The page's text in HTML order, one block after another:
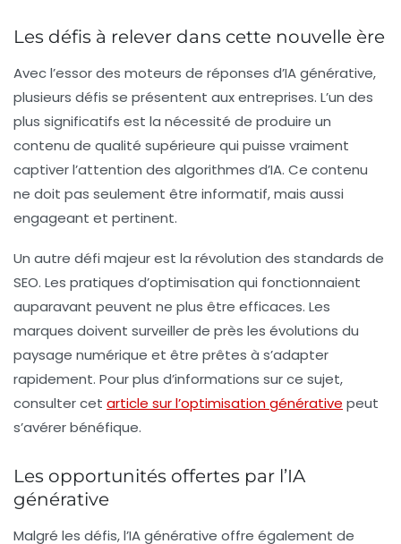
Les défis à relever dans cette nouvelle ère
Avec l’essor des moteurs de réponses d’IA générative,
plusieurs défis se présentent aux entreprises. L’un des
plus significatifs est la nécessité de produire un
contenu de qualité supérieure qui puisse vraiment
captiver l’attention des algorithmes d’IA. Ce contenu
ne doit pas seulement être informatif, mais aussi
engageant et pertinent.
Un autre défi majeur est la révolution des standards de
SEO. Les pratiques d’optimisation qui fonctionnaient
auparavant peuvent ne plus être efficaces. Les
marques doivent surveiller de près les évolutions du
paysage numérique et être prêtes à s’adapter
rapidement. Pour plus d’informations sur ce sujet,
consulter cet article sur l’optimisation générative peut
s’avérer bénéfique.
Les opportunités offertes par l’IA
générative
Malgré les défis, l’IA générative offre également de